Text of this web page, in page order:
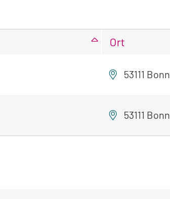
Ort
53111 Bonn
53111 Bonn